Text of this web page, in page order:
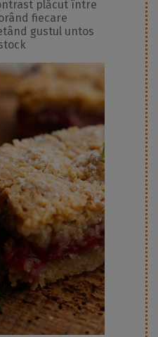
plăcut între
fiecare
gustul untos